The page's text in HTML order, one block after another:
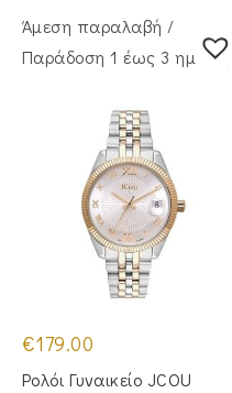
Άμεση παραλαβή /
Παράδoση 1 έως 3 ημέρες
€179.00
Ρολόι Γυναικείο JCOU